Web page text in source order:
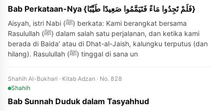
Bab Perkataan-Nya {فَلَمْ تَجِدُوا مَاءً فَتَيَمَّمُوا صَعِيدًا طَيِّبًا}
Aisyah, istri Nabi (ﷺ) berkata: Kami berangkat bersama
Rasulullah (ﷺ) dalam salah satu perjalanan, dan ketika kami
berada di Baida' atau di Dhat-al-Jaish, kalungku terputus (dan
hilang). Rasulullah (ﷺ) tinggal di sana un
Shahih Al-Bukhari · Kitab Adzan · No. 828
Shahih
Bab Sunnah Duduk dalam Tasyahhud